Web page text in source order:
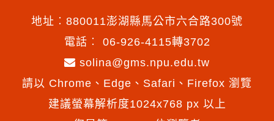
地址︰880011澎湖縣馬公市六合路300號
電話︰ 06-926-4115轉3702
solina@gms.npu.edu.tw
請以 Chrome、Edge、Safari、Firefox 瀏覽
建議螢幕解析度1024x768 px 以上